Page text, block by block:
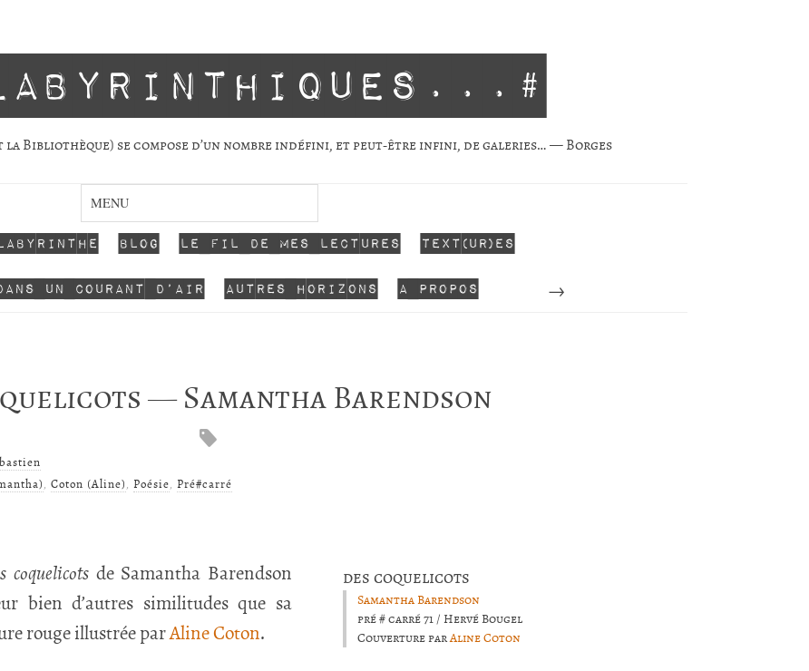
la Biblio­thèque) se com­pose d’un nombre indé­fini, et peut-être infini, de gale­ries… — Borges
Blog Le fil de mes lectures Text(ur)es
dans un courant d’air Autres horizons A propos
— Samantha Barendson
, Coton (Aline), Poésie, Pré#carré
des coquelicots
Samantha Barendson
pré # carré 71 / Hervé Bougel
Couverture parAline Coton
coquelicotsde Samantha Barendson
bien d’autres similitudes que sa
rouge illustrée parAline Coton.